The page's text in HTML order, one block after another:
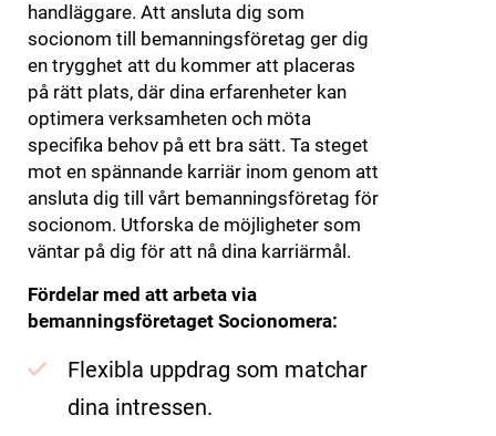
handläggare. Att ansluta dig som
socionom till bemanningsföretag ger dig
en trygghet att du kommer att placeras
på rätt plats, där dina erfarenheter kan
optimera verksamheten och möta
specifika behov på ett bra sätt. Ta steget
mot en spännande karriär inom genom att
ansluta dig till vårt bemanningsföretag för
socionom. Utforska de möjligheter som
väntar på dig för att nå dina karriärmål.
Fördelar med att arbeta via
bemanningsföretaget Socionomera:
Flexibla uppdrag som matchar
dina intressen.